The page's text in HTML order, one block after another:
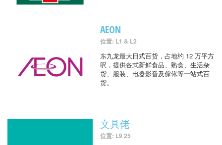
AEON
位置: L1 & L2
东九龙最大日式百货，占地约 12 万平方
呎，提供各式新鲜食品、熟食、生活杂
货、服装、电器影音及傢俬等一站式百
货。
文具佬
位置: L9 25